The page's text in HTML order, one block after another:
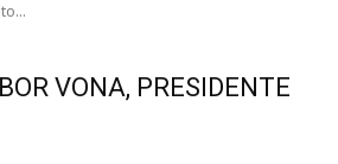
VONA, PRESIDENTE